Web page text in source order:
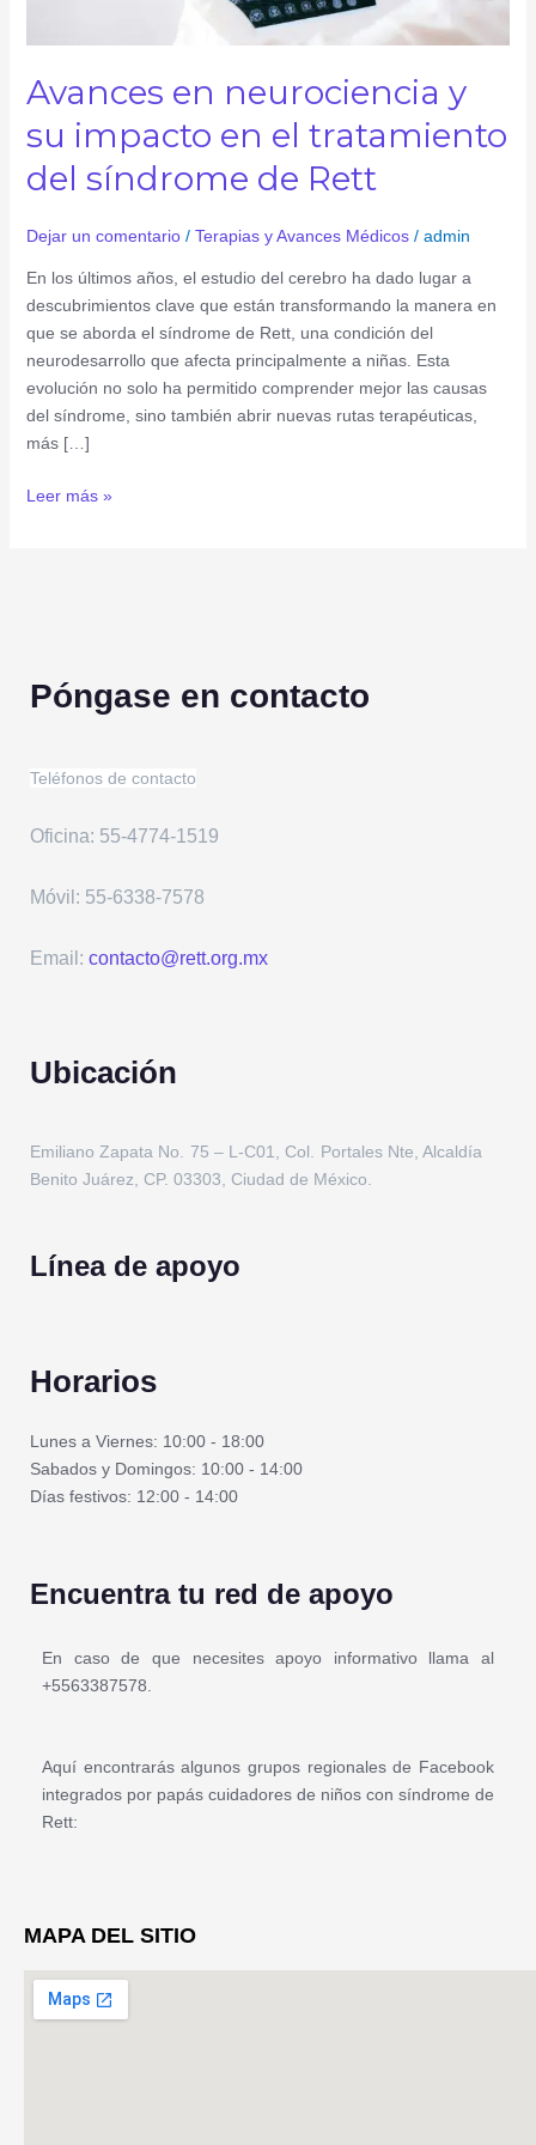
Avances en neurociencia y
su impacto en el tratamiento
del síndrome de Rett
Dejar un comentario / Terapias y Avances Médicos/ admin
En los últimos años, el estudio del cerebro ha dado lugar a
descubrimientos clave que están transformando la manera en
que se aborda el síndrome de Rett, una condición del
neurodesarrollo que afecta principalmente a niñas. Esta
evolución no solo ha permitido comprender mejor las causas
del síndrome, sino también abrir nuevas rutas terapéuticas,
más […]
de
Leer más »
Póngase en contacto
Teléfonos de contacto
Oficina: 55-4774-1519
Móvil: 55-6338-7578
Email: contacto@rett.org.mx
Ubicación
Emiliano Zapata No. 75 – L-C01, Col. Portales Nte, Alcaldía
Benito Juárez, CP. 03303, Ciudad de México.
Línea de apoyo
Horarios
Lunes a Viernes: 10:00 - 18:00
Sabados y Domingos: 10:00 - 14:00
Días festivos: 12:00 - 14:00
Encuentra tu red de apoyo
En caso de que necesites apoyo informativo llama al
+5563387578.
Aquí encontrarás algunos grupos regionales de Facebook
integrados por papás cuidadores de niños con síndrome de
Rett:
MAPA DEL SITIO